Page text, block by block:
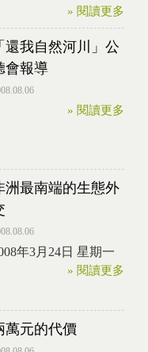
» 閱讀更多
「還我自然河川」公
會報導
» 閱讀更多
洲最南端的生態外
年3月24日 星期一
» 閱讀更多
萬元的代價